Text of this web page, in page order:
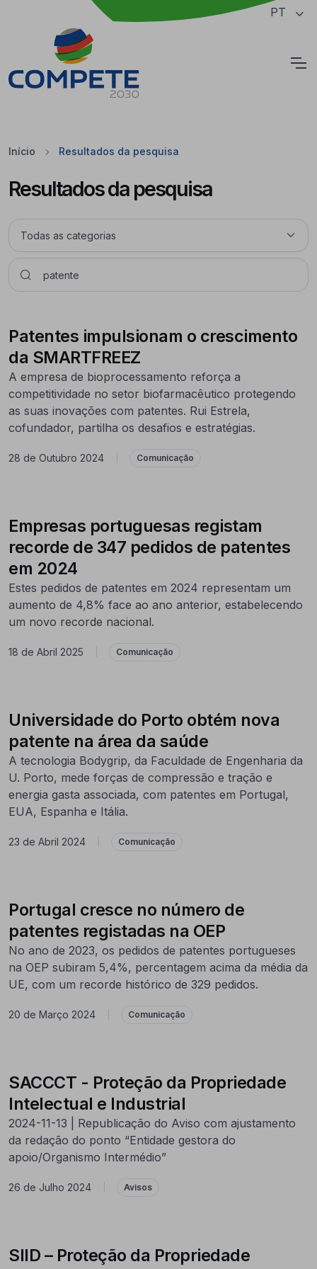
Saltar para o conteúdo principal da página PT
Início Resultados da pesquisa
Resultados da pesquisa
Patentes impulsionam o crescimento
da SMARTFREEZ
A empresa de bioprocessamento reforça a
competitividade no setor biofarmacêutico protegendo
as suas inovações com patentes. Rui Estrela,
cofundador, partilha os desafios e estratégias.
28 de Outubro 2024 Comunicação
Empresas portuguesas registam
recorde de 347 pedidos de patentes
em 2024
Estes pedidos de patentes em 2024 representam um
aumento de 4,8% face ao ano anterior, estabelecendo
um novo recorde nacional. ​
18 de Abril 2025 Comunicação
Universidade do Porto obtém nova
patente na área da saúde
A tecnologia Bodygrip, da Faculdade de Engenharia da
U. Porto, mede forças de compressão e tração e
energia gasta associada, com patentes em Portugal,
EUA, Espanha e Itália.
23 de Abril 2024 Comunicação
Portugal cresce no número de
patentes registadas na OEP
No ano de 2023, os pedidos de patentes portugueses
na OEP subiram 5,4%, percentagem acima da média da
UE, com um recorde histórico de 329 pedidos.
20 de Março 2024 Comunicação
SACCCT - Proteção da Propriedade
Intelectual e Industrial
2024-11-13 | Republicação do Aviso com ajustamento
da redação do ponto “Entidade gestora do
apoio/Organismo Intermédio”
26 de Julho 2024 Avisos
SIID – Proteção da Propriedade